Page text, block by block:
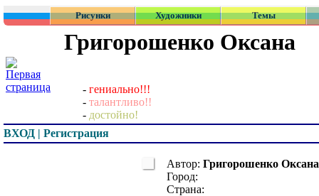
Рисунки Художники Темы
Григорошенко Оксана
- гениально!!!
- талантливо!!
- достойно!
ВХОД | Регистрация
Автор: Григорошенко Оксана
Город:
Страна: